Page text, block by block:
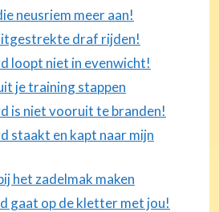
neusriem meer aan!
draf rijden!
loopt niet in evenwicht!
je training stappen
is niet vooruit te branden!
staakt en kapt naar mijn
het zadelmak maken
gaat op de kletter met jou!